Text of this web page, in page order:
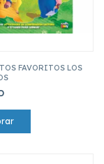
FAVORITOS LOS